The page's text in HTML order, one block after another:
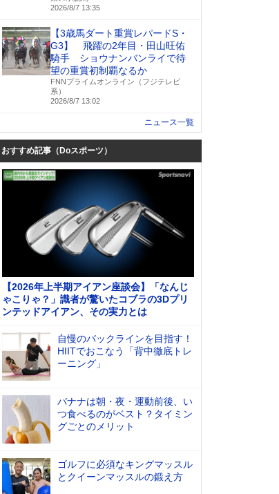
2026/8/7 13:35
【3歳馬ダート重賞レパードS・
G3】 飛躍の2年目・田山旺佑
騎手 ショウナンバンライで待
望の重賞初制覇なるか
FNNプライムオンライン（フジテレビ
系）
2026/8/7 13:02
ニュース一覧
おすすめ記事（Doスポーツ）
【2026年上半期アイアン座談会】「なんじ
ゃこりゃ？」識者が驚いたコブラの3Dプリ
ンテッドアイアン、その実力とは
自慢のバックラインを目指す！
HIITでおこなう「背中徹底トレ
ーニング」
バナナは朝・夜・運動前後、い
つ食べるのがベスト？タイミン
グごとのメリット
ゴルフに必須なキングマッスル
とクイーンマッスルの鍛え方